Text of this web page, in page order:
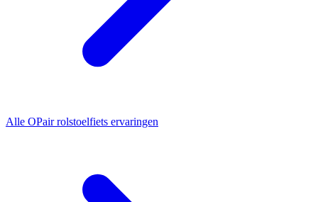
Alle OPair rolstoelfiets ervaringen